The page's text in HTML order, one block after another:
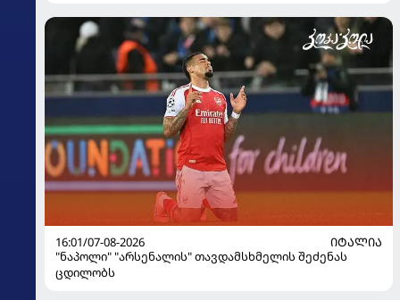
16:01/07-08-2026
ᲘᲢᲐᲚᲘᲐ
"ნაპოლი" "არსენალის" თავდამსხმელის შეძენას
ცდილობს